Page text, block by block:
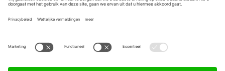
Contact
FAQ
Werken bij ons